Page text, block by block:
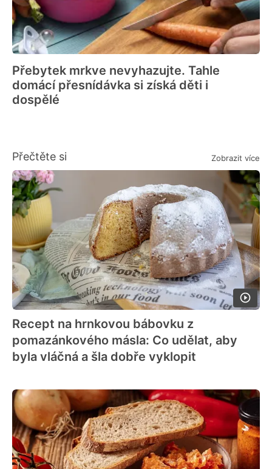
Přebytek mrkve nevyhazujte. Tahle
domácí přesnídávka si získá děti i
dospělé
Přečtěte si Zobrazit více
Recept na hrnkovou bábovku z
pomazánkového másla: Co udělat, aby
byla vláčná a šla dobře vyklopit